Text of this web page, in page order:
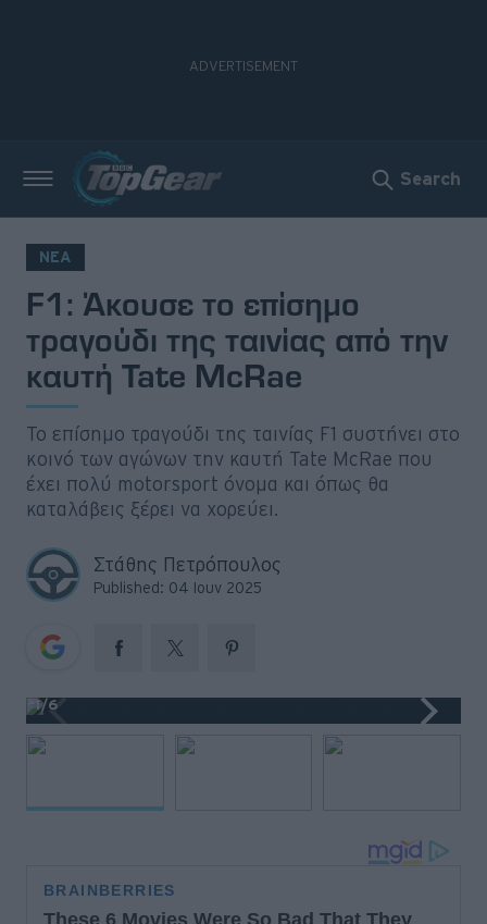
Search
ΝΕΑ
F1: Άκουσε το επίσημο
τραγούδι της ταινίας από την
καυτή Tate McRae
Το επίσημο τραγούδι της ταινίας F1 συστήνει στο
κοινό των αγώνων την καυτή Tate McRae που
έχει πολύ motorsport όνομα και όπως θα
καταλάβεις ξέρει να χορεύει.
Στάθης Πετρόπουλος
Published: 04 Ιουν 2025
1/6
Νέα
Δοκιμές
Electric
Motorsport
Viral
Big Reads
Retro
Moto
Gaming
Συνεντεύξεις